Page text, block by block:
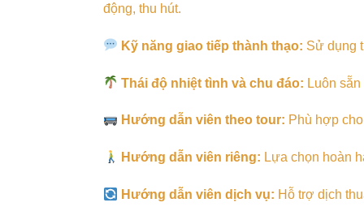
động, thu hút.
Kỹ năng giao tiếp thành thạo: Sử dụng
Thái độ nhiệt tình và chu đáo: Luôn
Hướng dẫn viên theo tour: Phù hợp
Hướng dẫn viên riêng: Lựa chọn hoàn
Hướng dẫn viên dịch vụ: Hỗ trợ dịch